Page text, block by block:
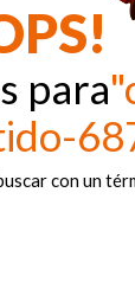
para
con un